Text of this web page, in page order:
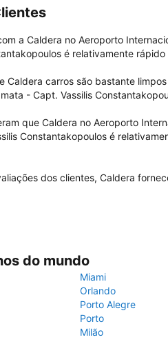
a Caldera no Aeroporto
é relativamente
Caldera carros são bastante
- Capt. Vassilis
que Caldera no Aeroporto
Constantakopoulos é
dos clientes, Caldera
do mundo
Miami
Orlando
Porto Alegre
Porto
Milão